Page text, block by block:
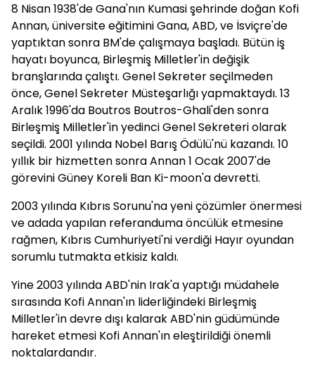
8 Nisan 1938'de Gana'nın Kumasi şehrinde doğan Kofi
Annan, üniversite eğitimini Gana, ABD, ve İsviçre'de
yaptıktan sonra BM'de çalışmaya başladı. Bütün iş
hayatı boyunca, Birleşmiş Milletler'in değişik
branşlarında çalıştı. Genel Sekreter seçilmeden
önce, Genel Sekreter Müsteşarlığı yapmaktaydı. 13
Aralık 1996'da Boutros Boutros-Ghali'den sonra
Birleşmiş Milletler'in yedinci Genel Sekreteri olarak
seçildi. 2001 yılında Nobel Barış Ödülü'nü kazandı. 10
yıllık bir hizmetten sonra Annan 1 Ocak 2007'de
görevini Güney Koreli Ban Ki-moon'a devretti.
2003 yılında Kıbrıs Sorunu'na yeni çözümler önermesi
ve adada yapılan referanduma öncülük etmesine
rağmen, Kıbrıs Cumhuriyeti'ni verdiği Hayır oyundan
sorumlu tutmakta etkisiz kaldı.
Yine 2003 yılında ABD'nin Irak'a yaptığı müdahele
sırasında Kofi Annan'ın liderliğindeki Birleşmiş
Milletler'in devre dışı kalarak ABD'nin güdümünde
hareket etmesi Kofi Annan'ın eleştirildiği önemli
noktalardandır.